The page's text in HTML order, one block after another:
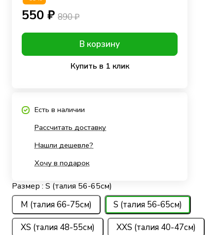
Размер : S (талия 56-65см)
M (талия 66-75см)
S (талия 56-65см)
XS (талия 48-55см)
XXS (талия 40-47см)
550 ₽ 890 ₽
В корзину
Купить в 1 клик
Есть в наличии
Рассчитать доставку
Нашли дешевле?
Хочу в подарок